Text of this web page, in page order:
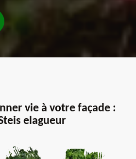
vie à votre façade :
elagueur